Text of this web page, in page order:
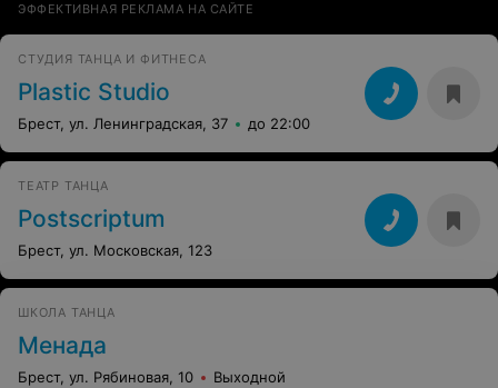
ЭФФЕКТИВНАЯ РЕКЛАМА НА САЙТЕ
СТУДИЯ ТАНЦА И ФИТНЕСА
Plastic Studio
Брест, ул. Ленинградская, 37 до 22:00
ТЕАТР ТАНЦА
Postscriptum
Брест, ул. Московская, 123
ШКОЛА ТАНЦА
Менада
Брест, ул. Рябиновая, 10 Выходной